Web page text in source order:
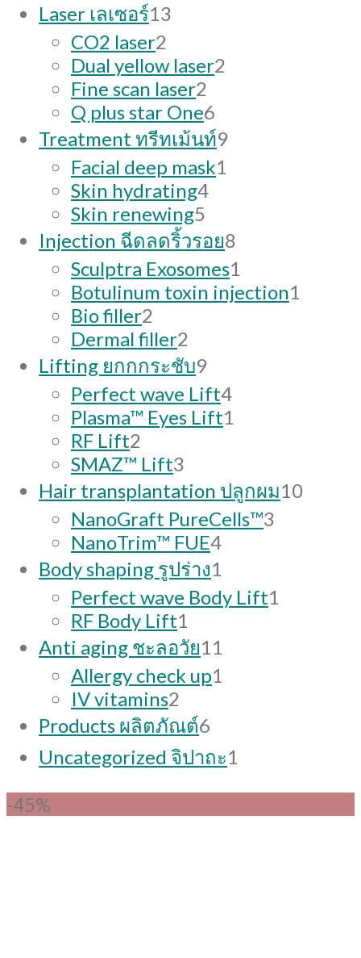
Laser เลเซอร์13
CO2 laser2
products
Dual yellow laser2
Fine scan laser2
products
Q plus star One6
products
Treatment ทรีทเม้นท์99
Facial deep mask1
Skin hydrating44
Skin renewing5
products
Injection ฉีดลดริ้วรอย8
products
Sculptra Exosomes1
product
Botulinum toxin injection1
Bio filler2
products
Dermal filler2
products
Lifting ยกกกระชับ99
products
Perfect wave Lift44
Plasma™ Eyes Lift1
RF Lift2
products
SMAZ™ Lift3
products
Hair transplantation ปลูกผม1010
NanoGraft PureCells™3
NanoTrim™ FUE44
Body shaping รูปร่าง1
product
Perfect wave Body Lift1
RF Body Lift1
product
Anti aging ชะลอวัย11
Allergy check up1
IV vitamins2
products
Products ผลิตภัณต์6
Uncategorized จิปาถะ1
-45%